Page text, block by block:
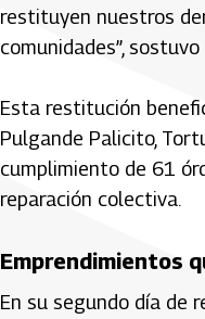
restituyen nuestros
comunidades”,
Esta restitución
Pulgande Palicito,
cumplimiento de 61
reparación colectiva.
Emprendimientos
En su segundo día de